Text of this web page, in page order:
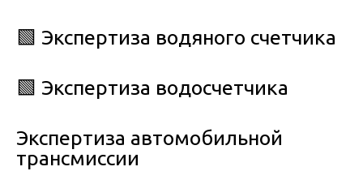
🟩 Экспертиза водяного счетчика
🟩 Экспертиза водосчетчика
Экспертиза автомобильной
трансмиссии